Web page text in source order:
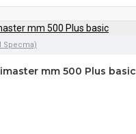
Specma)
mm 500 Plus basic